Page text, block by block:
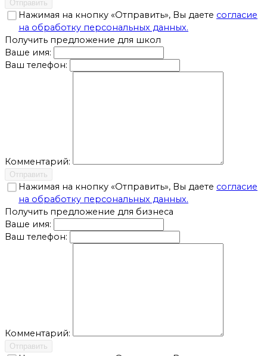
Отправить
Нажимая на кнопку «Отправить», Вы даете согласие
на обработку персональных данных.
Получить предложение для школ
Ваше имя:
Ваш телефон:
Комментарий:
Отправить
Нажимая на кнопку «Отправить», Вы даете согласие
на обработку персональных данных.
Получить предложение для бизнеса
Ваше имя:
Ваш телефон:
Комментарий:
Отправить